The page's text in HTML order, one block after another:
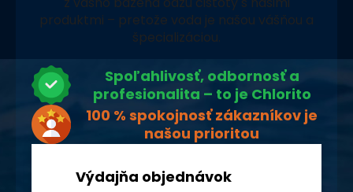
produktmi – pretože voda je našou vášňou a
špecializáciou.
Spoľahlivosť, odbornosť a
profesionalita – to je Chlorito
100 % spokojnosť zákazníkov je
našou prioritou
Výdajňa objednávok